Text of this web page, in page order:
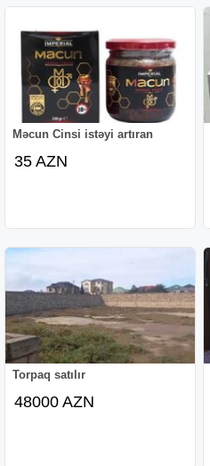
Məcun Cinsi istəyi artıran
35 AZN
Torpaq satılır
48000 AZN